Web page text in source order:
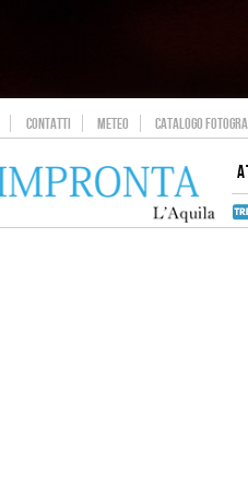
CONTATTI METEO CATALOGO